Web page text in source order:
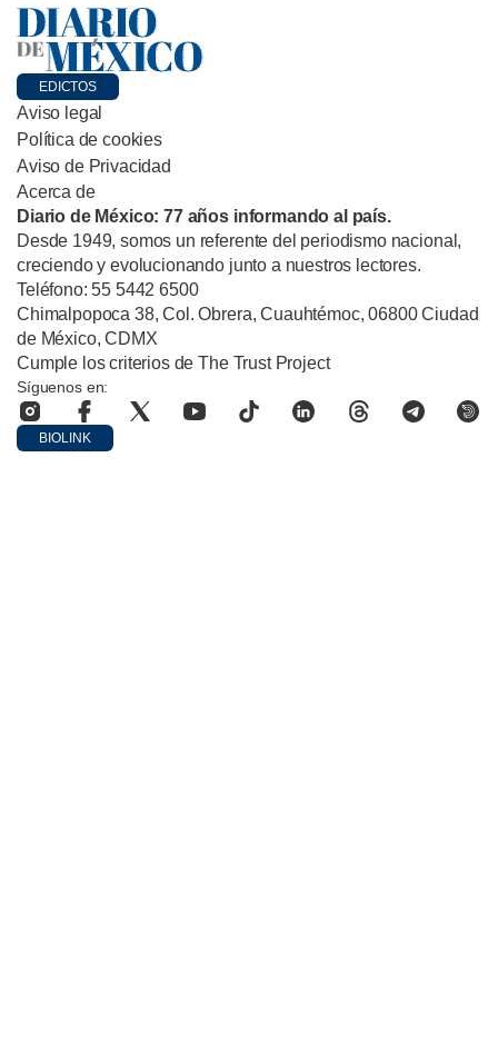
EDICTOS
Aviso legal
Política de cookies
Aviso de Privacidad
Acerca de
Diario de México: 77 años informando al país.
Desde 1949, somos un referente del periodismo nacional,
creciendo y evolucionando junto a nuestros lectores.
Teléfono: 55 5442 6500
Chimalpopoca 38, Col. Obrera, Cuauhtémoc, 06800 Ciudad
de México, CDMX
Cumple los criterios de The Trust Project
Síguenos en:
BIOLINK